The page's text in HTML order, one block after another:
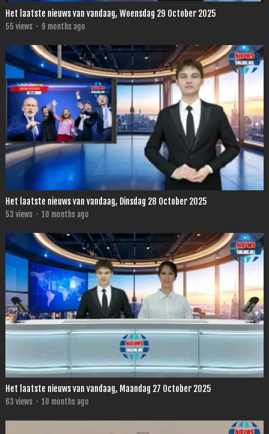
Het laatste nieuws van vandaag, Woensdag 29 October 2025
55 views · 9 months ago
Het laatste nieuws van vandaag, Dinsdag 28 October 2025
53 views · 10 months ago
Het laatste nieuws van vandaag, Maandag 27 October 2025
63 views · 10 months ago